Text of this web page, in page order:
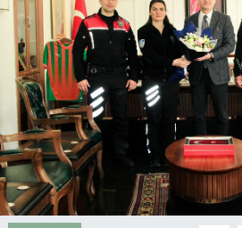
İnşaat-Emlak
Kültür-Sanat
Sağlık
Siyaset
Spor